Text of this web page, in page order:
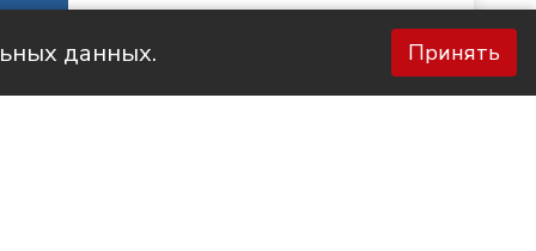
данных. Принять